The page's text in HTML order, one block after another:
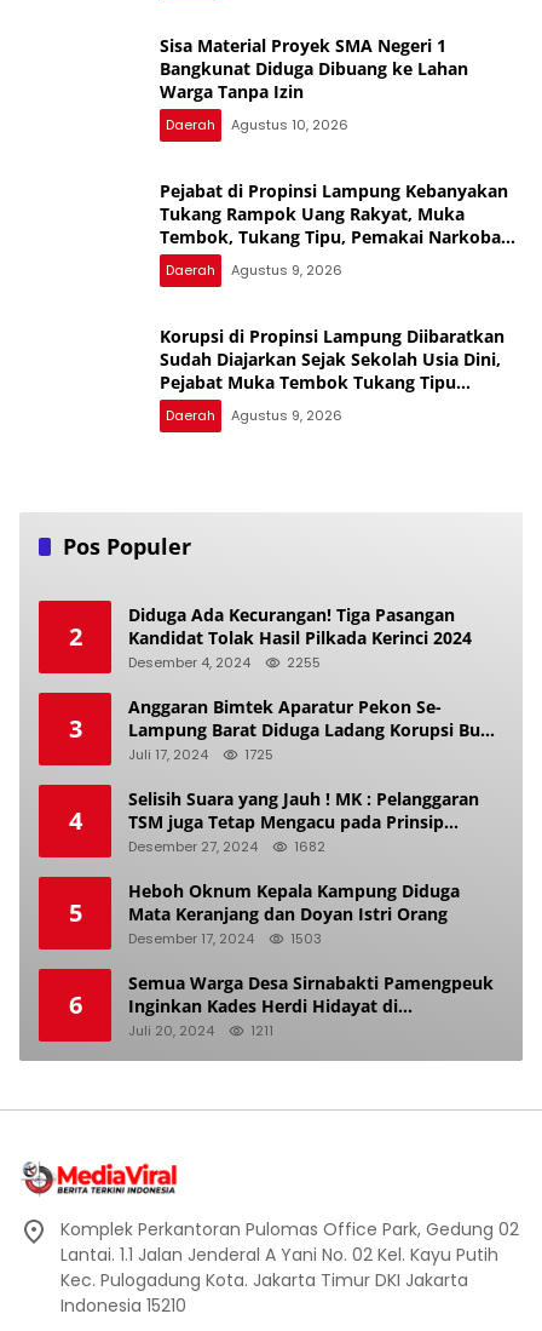
Sisa Material Proyek SMA Negeri 1
Bangkunat Diduga Dibuang ke Lahan
Warga Tanpa Izin
Daerah Agustus 10, 2026
Pejabat di Propinsi Lampung Kebanyakan
Tukang Rampok Uang Rakyat, Muka
Tembok, Tukang Tipu, Pemakai Narkoba
dan Tukang Bekacuk
Daerah Agustus 9, 2026
Korupsi di Propinsi Lampung Diibaratkan
Sudah Diajarkan Sejak Sekolah Usia Dini,
Pejabat Muka Tembok Tukang Tipu
Rampok Uang Rakyat
Daerah Agustus 9, 2026
Pos Populer
2
Diduga Ada Kecurangan! Tiga Pasangan
Kandidat Tolak Hasil Pilkada Kerinci 2024
Desember 4, 2024 2255
3
Anggaran Bimtek Aparatur Pekon Se-
Lampung Barat Diduga Ladang Korupsi Buat
Makan Anak Istri
Juli 17, 2024 1725
4
Selisih Suara yang Jauh ! MK : Pelanggaran
TSM juga Tetap Mengacu pada Prinsip
Keadilan Pemilu
Desember 27, 2024 1682
5
Heboh Oknum Kepala Kampung Diduga
Mata Keranjang dan Doyan Istri Orang
Desember 17, 2024 1503
6
Semua Warga Desa Sirnabakti Pamengpeuk
Inginkan Kades Herdi Hidayat di
Berhentikan Dari Jabatan nya
Juli 20, 2024 1211
Komplek Perkantoran Pulomas Office Park, Gedung 02
Lantai. 1.1 Jalan Jenderal A Yani No. 02 Kel. Kayu Putih
Kec. Pulogadung Kota. Jakarta Timur DKI Jakarta
Indonesia 15210